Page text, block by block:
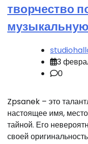
творчество
3
0
Zpsanek – это
настоящее имя,
тайной. Его
своей